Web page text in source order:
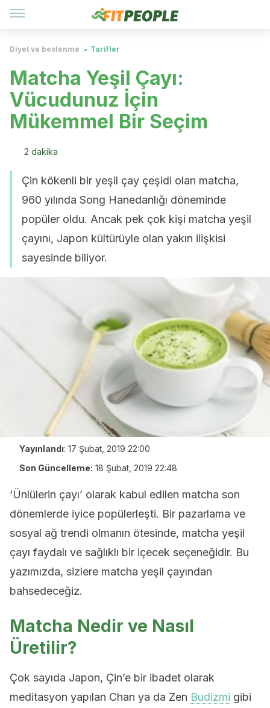
Diyet ve beslenme Tarifler
Matcha Yeşil Çayı:
Vücudunuz İçin
Mükemmel Bir Seçim
2 dakika
Çin kökenli bir yeşil çay çeşidi olan matcha,
960 yılında Song Hanedanlığı döneminde
popüler oldu. Ancak pek çok kişi matcha yeşil
çayını, Japon kültürüyle olan yakın ilişkisi
sayesinde biliyor.
Yayınlandı: 17 Şubat, 2019 22:00
Son Güncelleme: 18 Şubat, 2019 22:48
‘Ünlülerin çayı’ olarak kabul edilen matcha son
dönemlerde iyice popülerleşti. Bir pazarlama ve
sosyal ağ trendi olmanın ötesinde, matcha yeşil
çayı faydalı ve sağlıklı bir içecek seçeneğidir. Bu
yazımızda, sizlere matcha yeşil çayından
bahsedeceğiz.
Matcha Nedir ve Nasıl
Üretilir?
Çok sayıda Japon, Çin’e bir ibadet olarak
meditasyon yapılan Chan ya da Zen Budizmi gibi